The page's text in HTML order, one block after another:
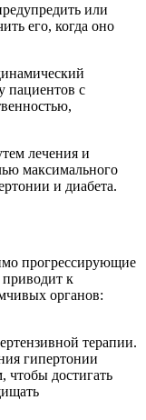
или
его, когда оно
пациентов с
лечения и
максимального
и диабета.
прогрессирующие
к
органов:
терапии.
гипертонии
чтобы достигать